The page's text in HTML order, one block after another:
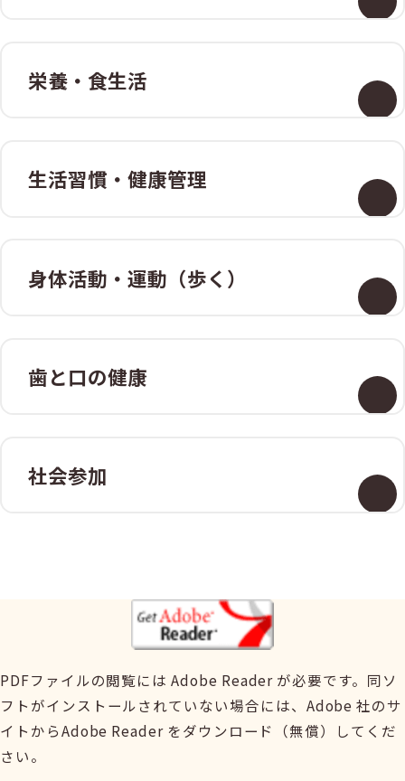
栄養・食生活
生活習慣・ 健康管理
身体活動・ 運動（歩く）
歯と口の健康
社会参加
PDFファイルの閲覧には Adobe Reader が必要です。同ソ
フトがインストールされていない場合には、Adobe 社のサ
イトからAdobe Reader をダウンロード（無償）してくだ
さい。